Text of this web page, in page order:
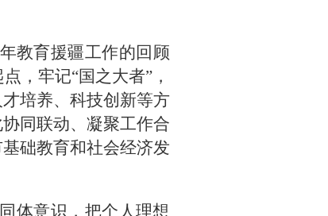
教育援疆工作的回顾
，牢记“国之大者”，
培养、科技创新等方
同联动、凝聚工作合
础教育和社会经济发
体意识，把个人理想